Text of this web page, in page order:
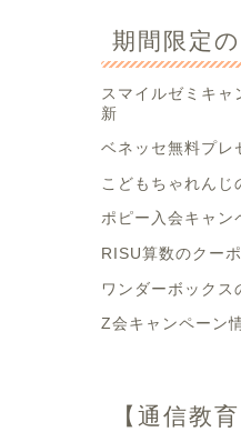
期間限定
スマイルゼミキ
新
ベネッセ無料プレ
こどもちゃれんじ
ポピー入会キャン
RISU算数のクー
ワンダーボックス
Z会キャンペーン
【通信教